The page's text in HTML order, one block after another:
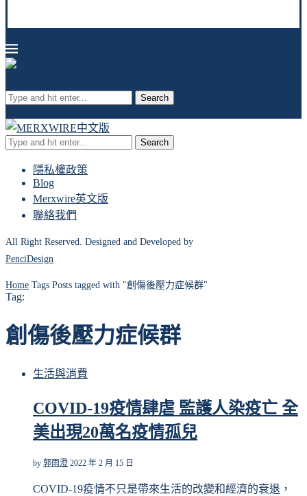
Search
Search
隱私權政策
Blog
Merxwire英文版
聯絡我們
All Right Reserved. Designed and Developed by
PenciDesign
Home Tags Posts tagged with "創傷後壓力症候群"
Tag:
創傷後壓力症候群
生活與消費
COVID-19疫情肆虐 監護人染疫亡 全
美出現20萬名疫情孤兒
by 郭雨澄 2022 年 2 月 15 日
COVID-19疫情不只是帶來生活的改變和經濟的衰退，